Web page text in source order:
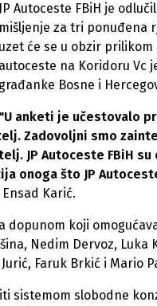
JP Autoceste FBiH je
mišljenje za tri ponuđena
uzet će se u obzir
autoceste na Koridoru Vc
građanke Bosne i
"U anketi je učestovalo
Zadovoljni smo
JP Autoceste FBiH
onoga što JP
Karić.
dopunom koji
Nedim Dervoz,
Faruk Brkić i Mario
sistemom slobodne